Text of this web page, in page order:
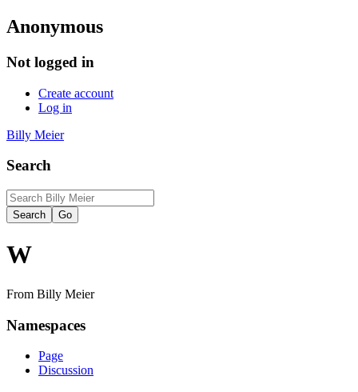
Anonymous
Not logged in
Create account
Log in
Billy Meier
Search
W
From Billy Meier
Namespaces
Page
Discussion